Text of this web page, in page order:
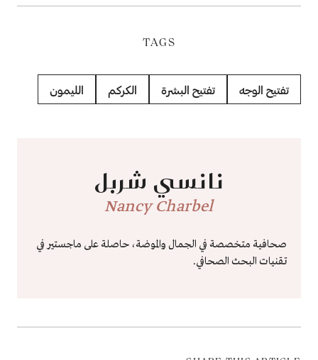
TAGS
تفتيح الوجه تفتيح البشرة الكركم الليمون
نانسي شربل
Nancy Charbel
صحافية متخصصة في الجمال والموضة، حاصلة على ماجستير في
تقنيات البحث الصحافي.